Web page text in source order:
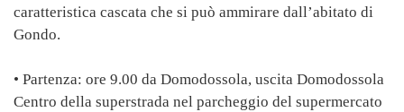
caratteristica cascata che si può ammirare dall’abitato di
Gondo.
• Partenza: ore 9.00 da Domodossola, uscita Domodossola
Centro della superstrada nel parcheggio del supermercato